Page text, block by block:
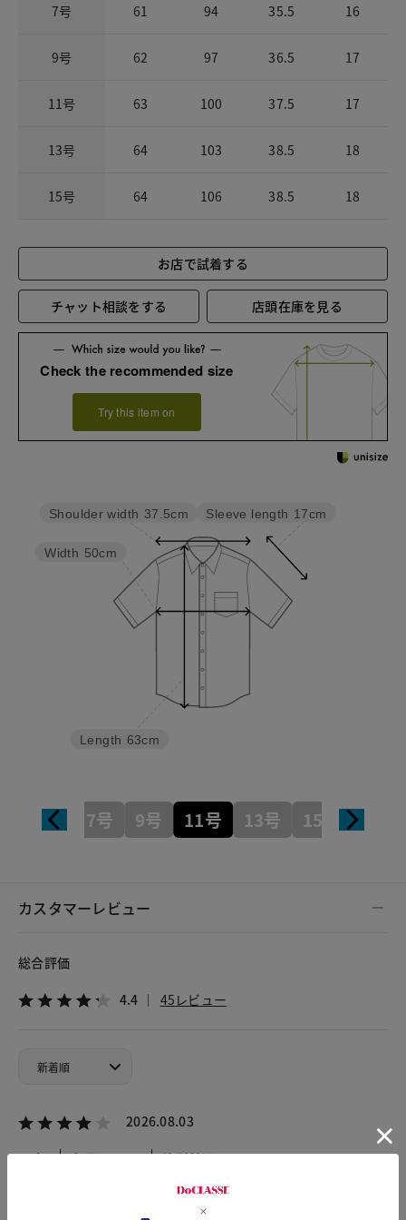
7号 61 94 35.5 16
9号 62 97 36.5 17
11号 63 100 37.5 17
13号 64 103 38.5 18
15号 64 106 38.5 18
お店で試着する
チャット相談をする 店頭在庫を見る
Check the recommended size
Try this item on
Sleeve length 17cm
Length 63cm
Width 50cm
Shoulder width 37.5cm
7号 9号 11号 13号 15号
カスタマーレビュー
総合評価
4.4 45レビュー
2026.08.03
Kako 身長160cm 体型普通
サイズ：9号
生地は色によっては 安っぽく見られるかも？ですが 形はい